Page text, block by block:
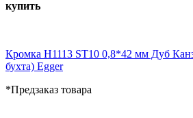
купить
Кромка H1113 ST10 0,8*42 мм Дуб
бухта) Egger
*Предзаказ товара